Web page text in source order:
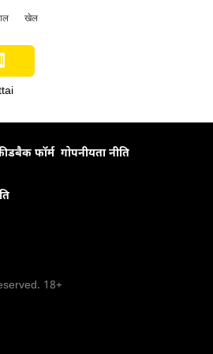
खेल
फॉर्म गोपनीयता नीति
18+